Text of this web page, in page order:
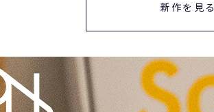
新作を見る